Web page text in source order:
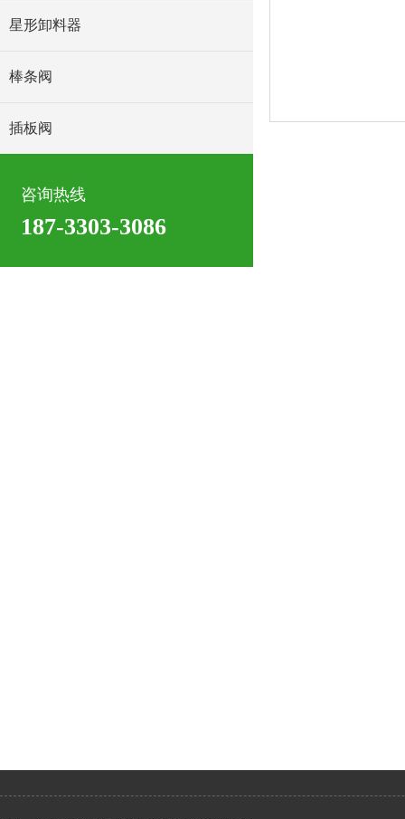
星形卸料器
棒条阀
插板阀
咨询热线
187-3303-3086